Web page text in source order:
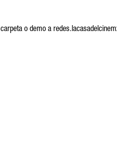
o demo a